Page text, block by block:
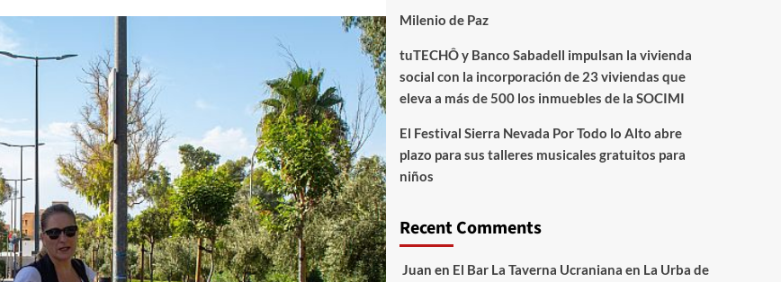
Milenio de Paz
tuTECHÔ y Banco Sabadell impulsan la vivienda
social con la incorporación de 23 viviendas que
eleva a más de 500 los inmuebles de la SOCIMI
El Festival Sierra Nevada Por Todo lo Alto abre
plazo para sus talleres musicales gratuitos para
niños
Recent Comments
Juan en El Bar La Taverna Ucraniana en La Urba de